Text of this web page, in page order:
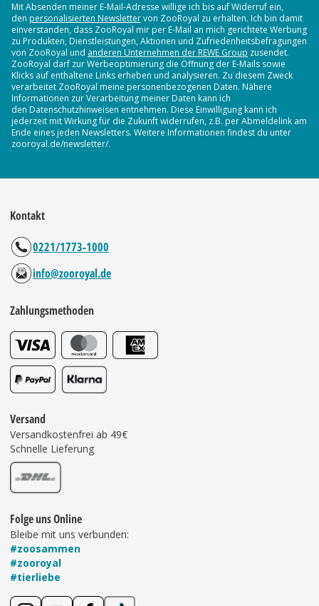
Mit Absenden meiner E-Mail-Adresse willige ich bis auf Widerruf ein,
den personalisierten Newslettervon ZooRoyal zu erhalten. Ich bin damit
einverstanden, dass ZooRoyal mir per E-Mail an mich gerichtete Werbung
zu Produkten, Dienstleistungen, Aktionen und Zufriedenheitsbefragungen
von ZooRoyal und anderen Unternehmen der REWE Group zusendet.
ZooRoyal darf zur Werbeoptimierung die Öffnung der E-Mails sowie
Klicks auf enthaltene Links erheben und analysieren. Zu diesem Zweck
verarbeitet ZooRoyal meine personenbezogenen Daten. Nähere
Informationen zur Verarbeitung meiner Daten kann ich
den Datenschutzhinweisen entnehmen. Diese Einwilligung kann ich
jederzeit mit Wirkung für die Zukunft widerrufen, z.B. per Abmeldelink am
Ende eines jeden Newsletters. Weitere Informationen findest du unter
zooroyal.de/newsletter/.
Kontakt
0221/1773-1000
info@zooroyal.de
Zahlungsmethoden
Versand
Versandkostenfrei ab 49€
Schnelle Lieferung
Folge uns Online
Bleibe mit uns verbunden:
#zoosammen
#zooroyal
#tierliebe